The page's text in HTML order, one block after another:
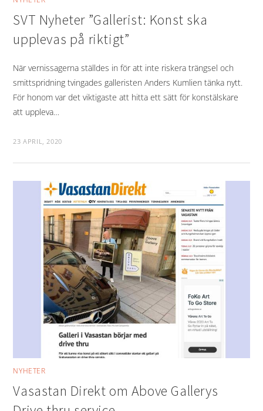
SVT Nyheter ”Gallerist: Konst ska
upplevas på riktigt”
När vernissagerna ställdes in för att inte riskera trängsel och
smittspridning tvingades galleristen Anders Kumlien tänka nytt.
För honom var det viktigaste att hitta ett sätt för konstälskare
att uppleva…
23 APRIL, 2020
NYHETER
Vasastan Direkt om Above Gallerys